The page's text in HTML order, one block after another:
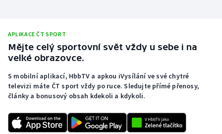
APLIKACE ČT SPORT
Mějte celý sportovní svět vždy u sebe i na
velké obrazovce.
S mobilní aplikací, HbbTV a apkou iVysílání ve své chytré
televizi máte ČT sport vždy po ruce. Sledujte přímé přenosy,
články a bonusový obsah kdekoli a kdykoli.